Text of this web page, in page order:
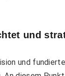
und
und